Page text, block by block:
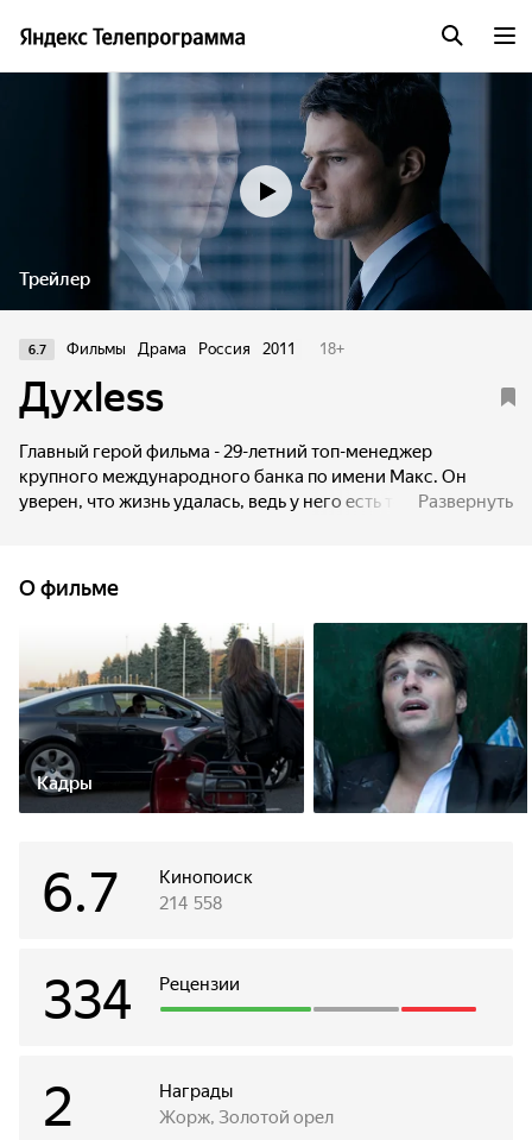
Трейлер
6.7 Фильмы Драма Россия 2011 18+
Духless
Главный герой фильма - 29-летний топ-менеджер
крупного международного банка по имени Макс. Он
уверен, что жизнь удалась, ведь у него есть то, о чём
зарабатывание денег, а деньги - на ночные клубы,
шикарных девушек, кокаин и прочие атрибуты гламурной
жизни. Но в какой-то момент к герою приходит осознание
того, что с его жизнью что-то не так. И его мир рушится
подобно карточному домику.
Развернуть
О фильме
Кадры
Кинопоиск
6.7 214 558
Рецензии
334
Награды
2 Жорж, Золотой орел